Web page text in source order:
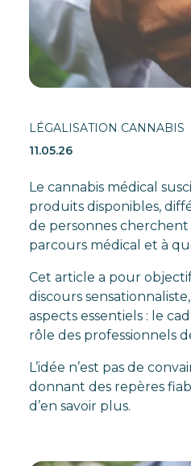
LÉGALISATION CANNABIS
11.05.26
Le cannabis médical
produits disponibles,
de personnes
parcours médical et à
Cet article a pour
discours
aspects essentiels : le
rôle des professionnels
L’idée n’est pas de
donnant des repères
d’en savoir plus.